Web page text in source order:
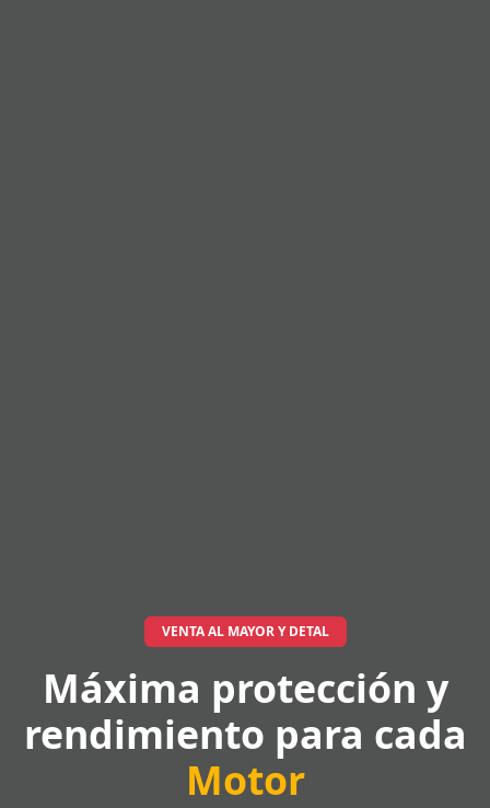
VENTA AL MAYOR Y DETAL
Máxima protección y
rendimiento para cada
Motor